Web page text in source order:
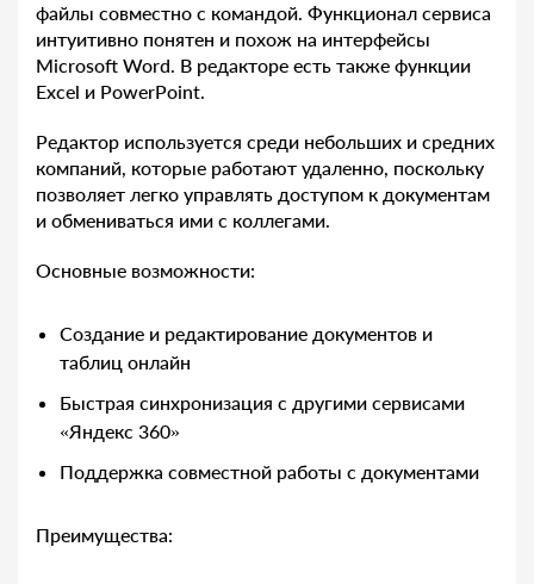
файлы совместно с командой. Функционал сервиса
интуитивно понятен и похож на интерфейсы
Microsoft Word. В редакторе есть также функции
Excel и PowerPoint.
Редактор используется среди небольших и средних
компаний, которые работают удаленно, поскольку
позволяет легко управлять доступом к документам
и обмениваться ими с коллегами.
Основные возможности:
Создание и редактирование документов и
таблиц онлайн
Быстрая синхронизация с другими сервисами
«Яндекс 360»
Поддержка совместной работы с документами
Преимущества: